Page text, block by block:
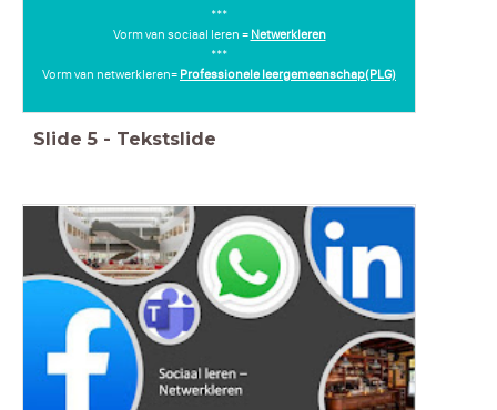
***
Vorm van sociaal leren = Netwerkleren
***
Vorm van netwerkleren= Professionele leergemeenschap(PLG)
Slide 5 - Tekstslide